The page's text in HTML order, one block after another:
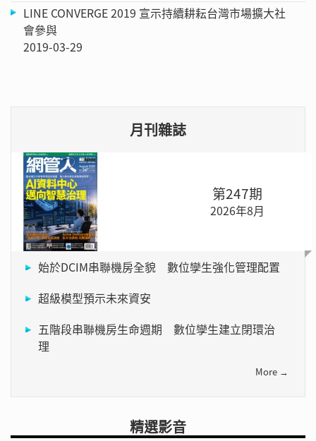
LINE CONVERGE 2019 宣示持續耕耘台灣市場擴大社
會參與
2019-03-29
月刊雜誌
第247期
2026年8月
始於DCIM串聯機房全貌 數位孿生強化管理配置
超級模型預示未來資安
五階段串聯機房生命週期 數位孿生建立閉環治
理
More →
精選影音